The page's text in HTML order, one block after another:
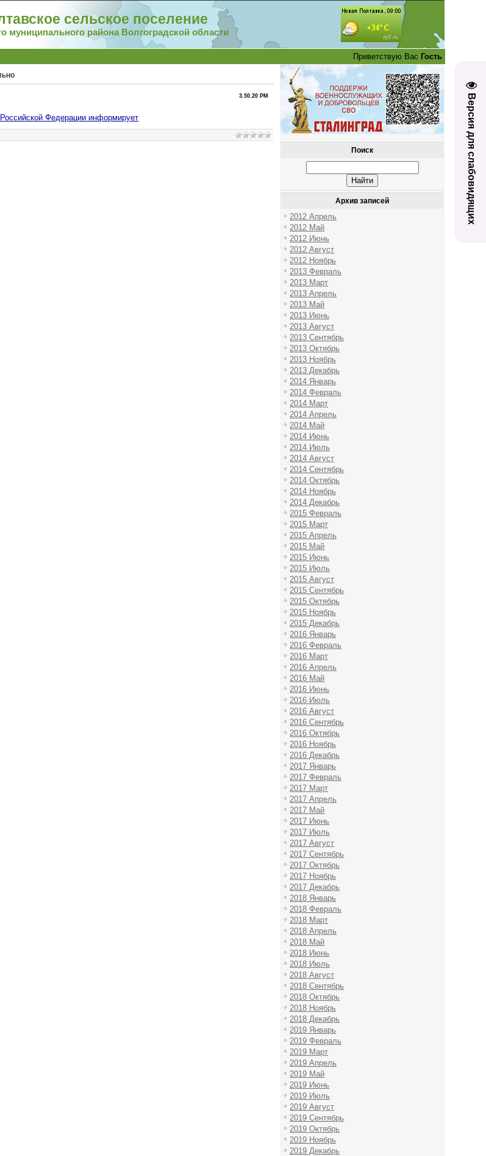
Версия для слабовидящих
сельское поселение
муниципального района Волгоградской области
Приветствую Вас Гость
3.50.20 PM
Федерации информирует
Поиск
Архив записей
2012 Апрель
2012 Май
2012 Июнь
2012 Август
2012 Ноябрь
2013 Февраль
2013 Март
2013 Апрель
2013 Май
2013 Июнь
2013 Август
2013 Сентябрь
2013 Октябрь
2013 Ноябрь
2013 Декабрь
2014 Январь
2014 Февраль
2014 Март
2014 Апрель
2014 Май
2014 Июнь
2014 Июль
2014 Август
2014 Сентябрь
2014 Октябрь
2014 Ноябрь
2014 Декабрь
2015 Февраль
2015 Март
2015 Апрель
2015 Май
2015 Июнь
2015 Июль
2015 Август
2015 Сентябрь
2015 Октябрь
2015 Ноябрь
2015 Декабрь
2016 Январь
2016 Февраль
2016 Март
2016 Апрель
2016 Май
2016 Июнь
2016 Июль
2016 Август
2016 Сентябрь
2016 Октябрь
2016 Ноябрь
2016 Декабрь
2017 Январь
2017 Февраль
2017 Март
2017 Апрель
2017 Май
2017 Июнь
2017 Июль
2017 Август
2017 Сентябрь
2017 Октябрь
2017 Ноябрь
2017 Декабрь
2018 Январь
2018 Февраль
2018 Март
2018 Апрель
2018 Май
2018 Июнь
2018 Июль
2018 Август
2018 Сентябрь
2018 Октябрь
2018 Ноябрь
2018 Декабрь
2019 Январь
2019 Февраль
2019 Март
2019 Апрель
2019 Май
2019 Июнь
2019 Июль
2019 Август
2019 Сентябрь
2019 Октябрь
2019 Ноябрь
2019 Декабрь